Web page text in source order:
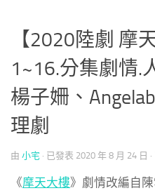
【2020陸劇 摩
1~16.分集劇情.
楊子姍、
理劇
由 小宅 · 已發表 2020 年 8 月 24 日
《摩天大樓》劇情改編自